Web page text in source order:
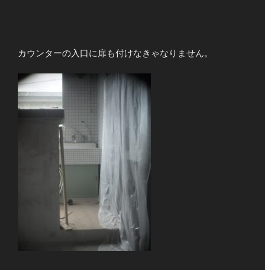
カウンターの入口に扉も付けなきゃなりません。